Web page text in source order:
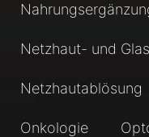
Netzhaut- und
Netzhautablösung
Onkologie